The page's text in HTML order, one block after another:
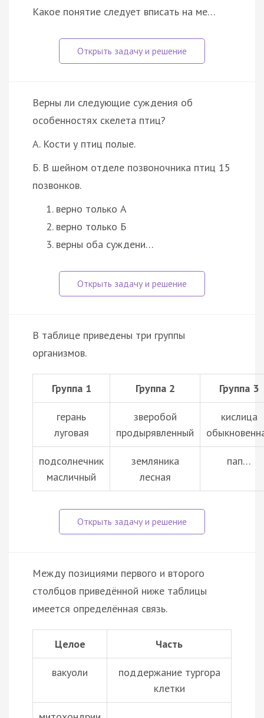
Какое понятие следует вписать на ме…
Верны ли следующие суждения об
особенностях скелета птиц?
А. Кости у птиц полые.
Б. В шейном отделе позвоночника птиц 15
позвонков.
верно только А
верно только Б
верны оба суждени…
В таблице приведены три группы
организмов.
Группа 1 Группа 2 Группа 3
герань
луговая
зверобой
продырявленный
кислица
подсолнечник
масличный
земляника
лесная
пап…
Между позициями первого и второго
столбцов приведённой ниже таблицы
имеется определённая связь.
Целое Часть
вакуоли
поддержание тургора
клетки